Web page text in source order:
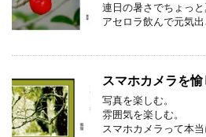
連日の暑さでちょっ
アセロラ飲んで元気
スマホカメラを
写真を楽しむ。
雰囲気を楽しむ。
スマホカメラって本